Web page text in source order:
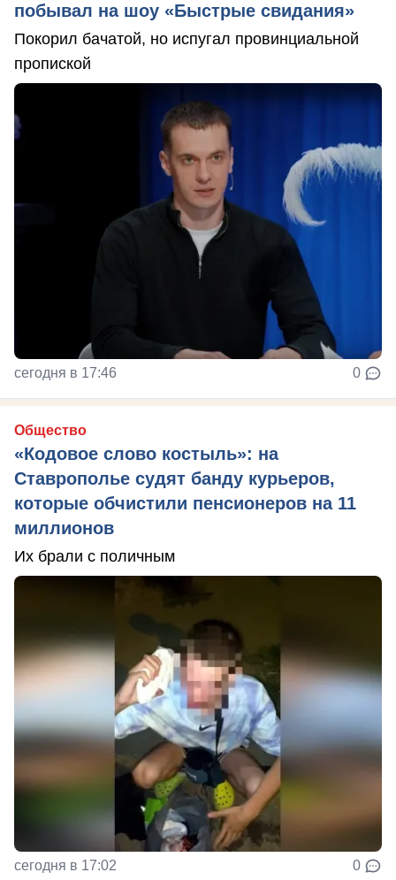
побывал на шоу «Быстрые свидания»
Покорил бачатой, но испугал провинциальной
пропиской
сегодня в 17:46 0
Общество
«Кодовое слово костыль»: на
Ставрополье судят банду курьеров,
которые обчистили пенсионеров на 11
миллионов
Их брали с поличным
сегодня в 17:02 0